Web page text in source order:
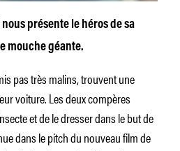
présente le héros de sa
mouche géante.
pas très malins, trouvent une
voiture. Les deux compères
et de le dresser dans le but de
dans le pitch du nouveau film de